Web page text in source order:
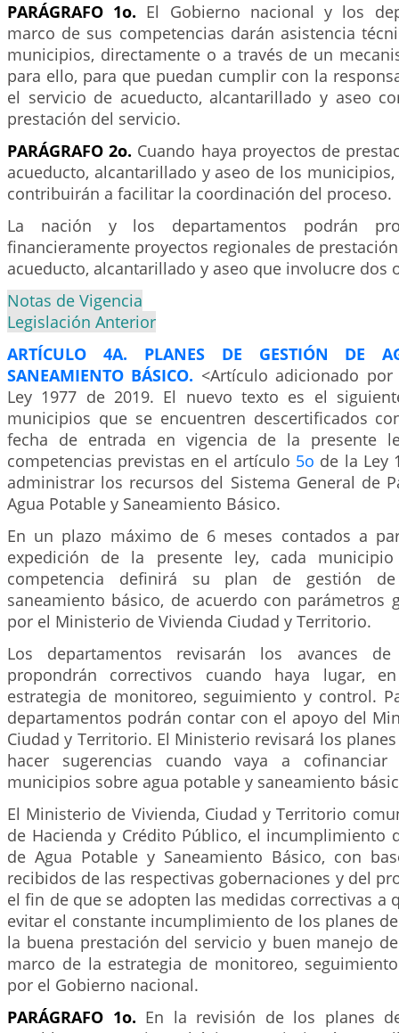
PARÁGRAFO 1o. El Gobierno nacional y los
marco de sus competencias darán asistencia
municipios, directamente o a través de un
para ello, para que puedan cumplir con la
el servicio de acueducto, alcantarillado y aseo
prestación del servicio.
PARÁGRAFO 2o. Cuando haya proyectos de
acueducto, alcantarillado y aseo de los
contribuirán a facilitar la coordinación del proceso.
La nación y los departamentos podrán
financieramente proyectos regionales de
acueducto, alcantarillado y aseo que involucre dos
Notas de Vigencia
Legislación Anterior
ARTÍCULO 4A. PLANES DE GESTIÓN DE
SANEAMIENTO BÁSICO. <Artículo adicionado
Ley 1977 de 2019. El nuevo texto es el
municipios que se encuentren descertificados
fecha de entrada en vigencia de la presente
competencias previstas en el artículo 5o de la Ley
administrar los recursos del Sistema General de
Agua Potable y Saneamiento Básico.
En un plazo máximo de 6 meses contados a
expedición de la presente ley, cada
competencia definirá su plan de gestión
saneamiento básico, de acuerdo con parámetros
por el Ministerio de Vivienda Ciudad y Territorio.
Los departamentos revisarán los avances
propondrán correctivos cuando haya lugar,
estrategia de monitoreo, seguimiento y control.
departamentos podrán contar con el apoyo del
Ciudad y Territorio. El Ministerio revisará los
hacer sugerencias cuando vaya a
municipios sobre agua potable y saneamiento
El Ministerio de Vivienda, Ciudad y Territorio
de Hacienda y Crédito Público, el incumplimiento
de Agua Potable y Saneamiento Básico, con
recibidos de las respectivas gobernaciones y del
el fin de que se adopten las medidas correctivas a
evitar el constante incumplimiento de los planes
la buena prestación del servicio y buen manejo
marco de la estrategia de monitoreo,
por el Gobierno nacional.
PARÁGRAFO 1o. En la revisión de los planes